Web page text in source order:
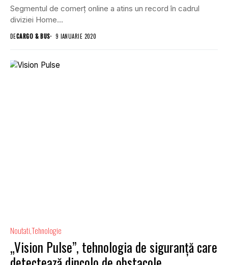
Segmentul de comerț online a atins un record în cadrul
diviziei Home...
DECARGO & BUS 9 IANUARIE 2020
NoutatiTehnologie
„Vision Pulse”, tehnologia de siguranță care